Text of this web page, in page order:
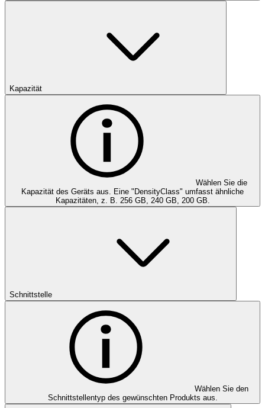
Kapazität
Wählen Sie die
Kapazität des Geräts aus. Eine "DensityClass" umfasst ähnliche
Kapazitäten, z. B. 256 GB, 240 GB, 200 GB.
Schnittstelle
Wählen Sie den
Schnittstellentyp des gewünschten Produkts aus.